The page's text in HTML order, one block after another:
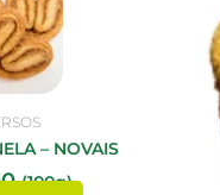
– NOVAIS
(100g)